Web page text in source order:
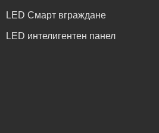
LED Смарт вграждане
LED интелигентен панел